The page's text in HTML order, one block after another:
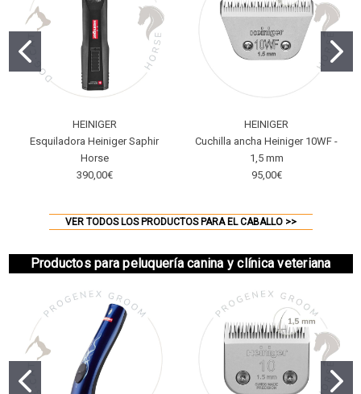
HEINIGER
Esquiladora Heiniger Saphir
Horse
390,00€
HEINIGER
Cuchilla ancha Heiniger 10WF -
1,5 mm
95,00€
VER TODOS LOS PRODUCTOS PARA EL CABALLO >>
Productos para peluquería canina y clínica veteriana